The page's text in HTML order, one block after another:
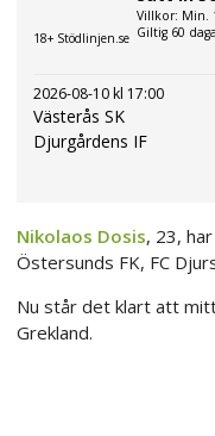
18+ Stödlinjen.se
Villkor: Min.
Giltig 60
2026-08-10 kl 17:00
Västerås SK
Djurgårdens IF
Nikolaos Dosis, 23,
Östersunds FK, FC
Nu står det klart att
Grekland.